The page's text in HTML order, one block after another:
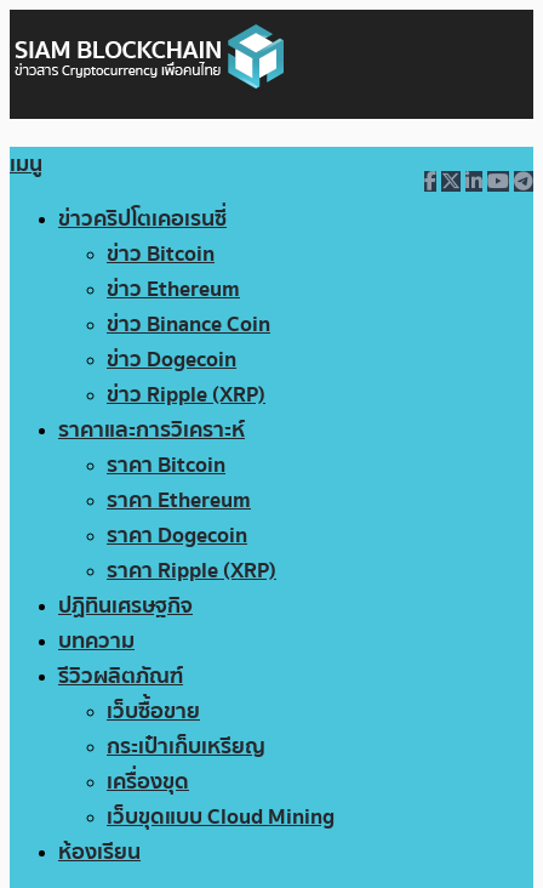
เมนู
ข่าวคริปโตเคอเรนซี่
ข่าว Bitcoin
ข่าว Ethereum
ข่าว Binance Coin
ข่าว Dogecoin
ข่าว Ripple (XRP)
ราคาและการวิเคราะห์
ราคา Bitcoin
ราคา Ethereum
ราคา Dogecoin
ราคา Ripple (XRP)
ปฏิทินเศรษฐกิจ
บทความ
รีวิวผลิตภัณฑ์
เว็บซื้อขาย
กระเป๋าเก็บเหรียญ
เครื่องขุด
เว็บขุดแบบ Cloud Mining
ห้องเรียน